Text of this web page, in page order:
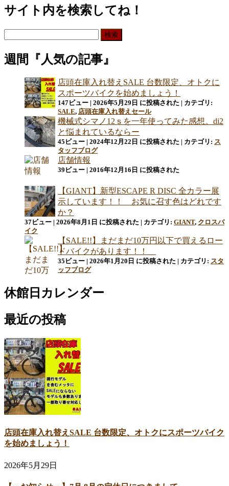
サイト内を検索してね！
週間『人気の記事』
店頭在庫入れ替えSALE 台数限定、オトクに
スポーツバイクを始めましょう！
147ビュー 2026年5月29日 に投稿された
カテゴリ:
SALE, 店頭在庫入れ替えセール
機械式シマノ12ｓを一年使ってみた感想。di2
と悩まれているならー
45ビュー 2024年12月22日 に投稿された カテゴリ: ス
タッフブログ
店舗情報
39ビュー 2016年12月16日 に投稿された
【GIANT】新型ESCAPE R DISC 全カラー展
示しています！！ お気に召す色はどれです
か？
37ビュー 2026年8月1日 に投稿された カテゴリ: GIANT, クロスバ
イク
【SALE!!】まだまだ10万円以下で買えるロー
ドバイクがあります！！
35ビュー 2026年1月20日 に投稿された カテゴリ: スタ
ッフブログ
休館日カレンダー
最近の投稿
店頭在庫入れ替えSALE 台数限定、オトクにスポーツバイク
を始めましょう！
2026年5月29日